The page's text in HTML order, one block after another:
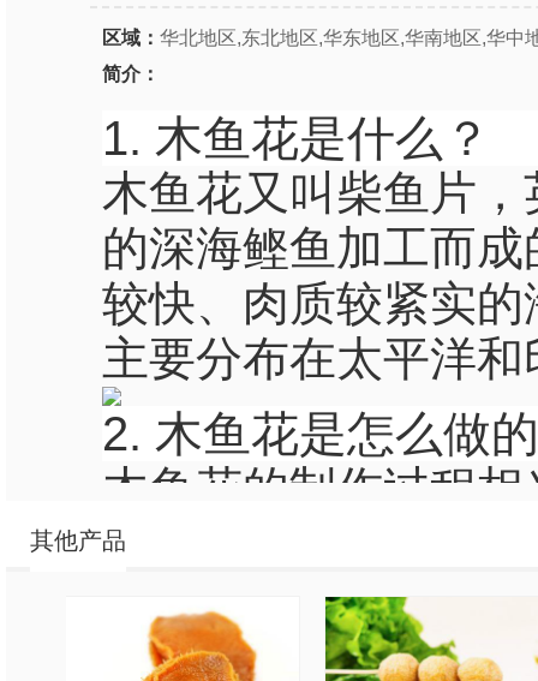
区域： 华北地区,东北地区,华东地区,华南地区,华中
简介：
1. 木鱼花是什么？
木鱼花又叫柴鱼片
的深海鲣鱼加工而
较快、肉质较紧实
主要分布在太平洋
2. 木鱼花是怎么做
木鱼花的制作过程
切、筛选等步骤。
半，放入盐水中浸
硬。接着，将烤好
其他产品